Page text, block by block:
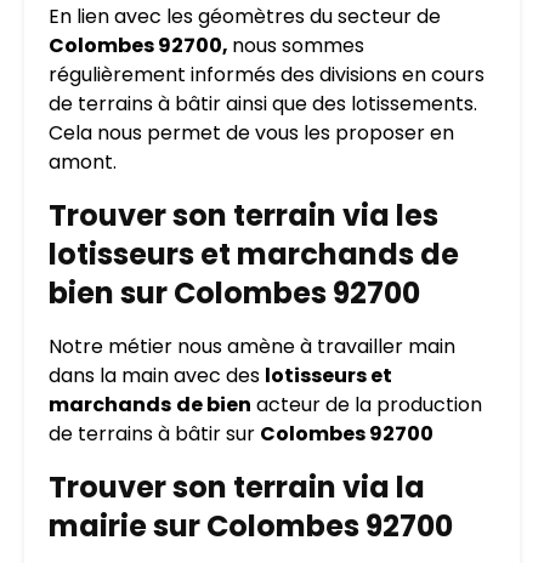
En lien avec les géomètres du secteur de
Colombes 92700, nous sommes
régulièrement informés des divisions en cours
de terrains à bâtir ainsi que des lotissements.
Cela nous permet de vous les proposer en
amont.
Trouver son terrain via les
lotisseurs et marchands de
bien sur Colombes 92700
Notre métier nous amène à travailler main
dans la main avec des lotisseurs et
marchands de bien acteur de la production
de terrains à bâtir sur Colombes 92700
Trouver son terrain via la
mairie sur Colombes 92700